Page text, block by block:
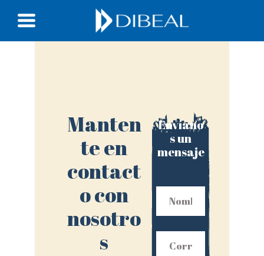
Manten
te en
contact
o con
nosotro
s
Envíano
s un
mensaje